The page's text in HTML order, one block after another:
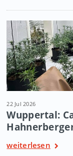
22 Jul 2026
Wuppertal:
weiterlesen